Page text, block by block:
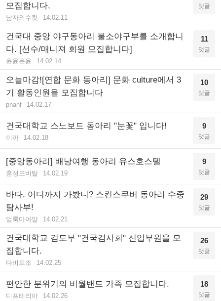
모집합니다.
남자의수컷 14.02.11
댓글
건국대 중앙 야구동아리 불소야구부를 소개합니
다. [선수/매니져 회원 모집합니다]
윤윤윤윤 14.02.14
11
댓글
오늘마감![연합 문화 동아리] 문화 culture에서 3
기 활동인원을 모집합니다
pnanf 14.02.17
10
댓글
건국대학교 스노보드 동아리 "눈꽃" 입니다!
이까 14.02.18
9
댓글
[중앙동아리] 배낭여행 동아리 유스호스텔
혼성오비탈 14.02.19
9
댓글
바다, 어디까지 가봤니? 스킨스쿠버 동아리 수중
탐사부!
얼룩마아알 14.02.21
29
댓글
건국대학교 검도부 "건국검사회" 신입부원을 모
집합니다.
다비드조 14.02.25
26
댓글
편안한 분위기의 비월밴드 가족 모집합니다.
디프테리아 14.02.26
18
댓글